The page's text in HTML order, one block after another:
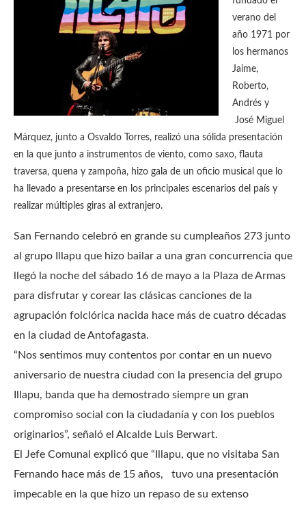
verano del
año 1971 por
los hermanos
Jaime,
Roberto,
Andrés y
José Miguel
Márquez, junto a Osvaldo Torres, realizó una sólida presentación
en la que junto a instrumentos de viento, como saxo, flauta
traversa, quena y zampoña, hizo gala de un oficio musical que lo
ha llevado a presentarse en los principales escenarios del país y
realizar múltiples giras al extranjero.
San Fernando celebró en grande su cumpleaños 273 junto
al grupo Illapu que hizo bailar a una gran concurrencia que
llegó la noche del sábado 16 de mayo a la Plaza de Armas
para disfrutar y corear las clásicas canciones de la
agrupación folclórica nacida hace más de cuatro décadas
en la ciudad de Antofagasta.
“Nos sentimos muy contentos por contar en un nuevo
aniversario de nuestra ciudad con la presencia del grupo
Illapu, banda que ha demostrado siempre un gran
compromiso social con la ciudadanía y con los pueblos
originarios”, señaló el Alcalde Luis Berwart.
El Jefe Comunal explicó que “Illapu, que no visitaba San
Fernando hace más de 15 años, tuvo una presentación
impecable en la que hizo un repaso de su extenso